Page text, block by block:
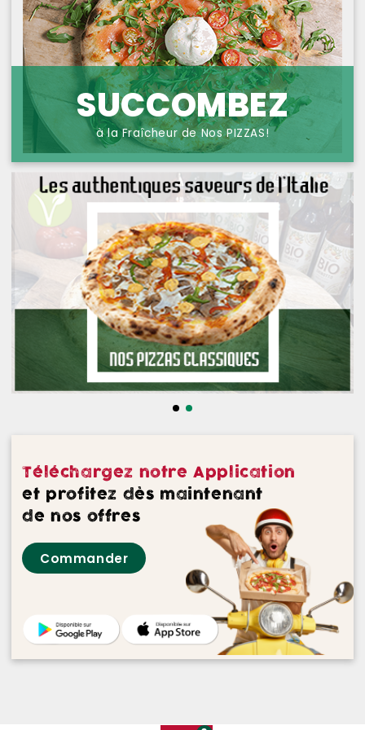
NOS PIZZAS FROMAGES
NOS SAVEURS D AILLEURS
OFFRE PRIMA
OFFRE MEZZO
MENUS BAMBINO
NOS PATES GRATINEES
NOS BURRITOS GRATINES
NOS PANINIS
NOS SALADES
NOS DESSERTS
NOS VINS ROUGES
NOS VINS ROSES
NOS VINS BLANCS
PROTECTION DES
DONNÉES
SUCCOMBEZ
à la Fraîcheur de Nos PIZZAS!
Téléchargez notre Application
et profitez dès maintenant
de nos offres
Commander